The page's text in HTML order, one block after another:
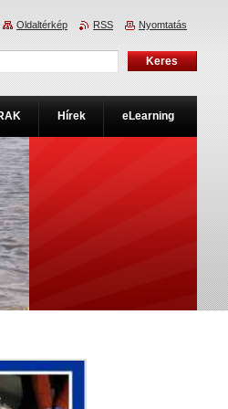
Hírek eLearning
Oldaltérkép RSS Nyomtatás